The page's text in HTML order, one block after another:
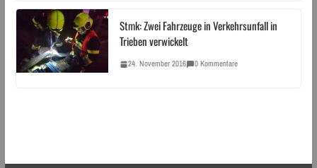
Stmk: Zwei Fahrzeuge in Verkehrsunfall in
Trieben verwickelt
24. November 2016 0 Kommentare